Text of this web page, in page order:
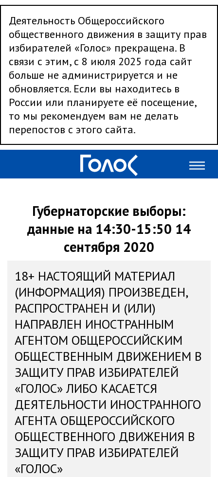
Деятельность Общероссийского
общественного движения в защиту прав
избирателей «Голос» прекращена. В
связи с этим, с 8 июля 2025 года сайт
больше не администрируется и не
обновляется. Если вы находитесь в
России или планируете её посещение,
то мы рекомендуем вам не делать
перепостов с этого сайта.
Губернаторские выборы:
данные на 14:30-15:50 14
сентября 2020
18+ НАСТОЯЩИЙ МАТЕРИАЛ
(ИНФОРМАЦИЯ) ПРОИЗВЕДЕН,
РАСПРОСТРАНЕН И (ИЛИ)
НАПРАВЛЕН ИНОСТРАННЫМ
АГЕНТОМ ОБЩЕРОССИЙСКИМ
ОБЩЕСТВЕННЫМ ДВИЖЕНИЕМ В
ЗАЩИТУ ПРАВ ИЗБИРАТЕЛЕЙ
«ГОЛОС» ЛИБО КАСАЕТСЯ
ДЕЯТЕЛЬНОСТИ ИНОСТРАННОГО
АГЕНТА ОБЩЕРОССИЙСКОГО
ОБЩЕСТВЕННОГО ДВИЖЕНИЯ В
ЗАЩИТУ ПРАВ ИЗБИРАТЕЛЕЙ
«ГОЛОС»